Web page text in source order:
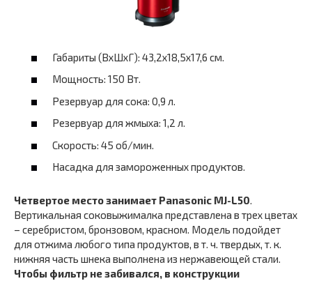
Габариты (ВхШхГ): 43,2х18,5х17,6 см.
Мощность: 150 Вт.
Резервуар для сока: 0,9 л.
Резервуар для жмыха: 1,2 л.
Скорость: 45 об/мин.
Насадка для замороженных продуктов.
Четвертое место занимает Panasonic MJ-L50.
Вертикальная соковыжималка представлена в трех цветах
– серебристом, бронзовом, красном. Модель подойдет
для отжима любого типа продуктов, в т. ч. твердых, т. к.
нижняя часть шнека выполнена из нержавеющей стали.
Чтобы фильтр не забивался, в конструкции